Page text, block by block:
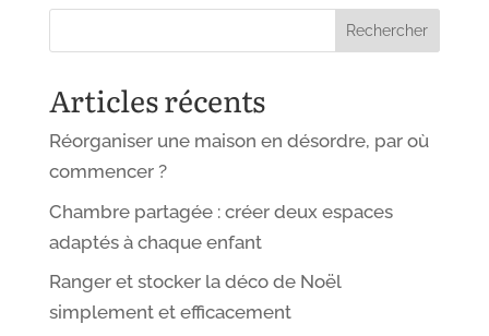
Rechercher
Articles récents
Réorganiser une maison en désordre, par où
commencer ?
Chambre partagée : créer deux espaces
adaptés à chaque enfant
Ranger et stocker la déco de Noël
simplement et efficacement